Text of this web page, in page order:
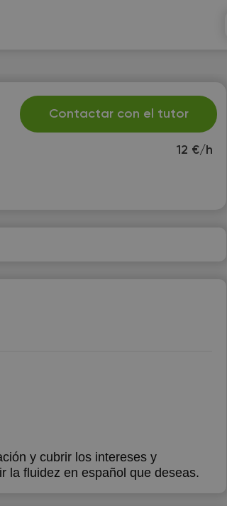
12 €/h
Contactar con el tutor
y cubrir los intereses y
la fluidez en español que deseas.